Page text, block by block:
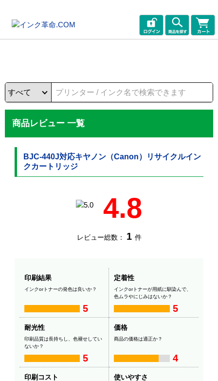
商品レビュー 一覧
BJC-440J対応キヤノン（Canon）リサイクルイン
クカートリッジ
4.8
レビュー総数： 1 件
印刷結果
インクorトナーの発色は良いか？
5
定着性
インクorトナーが用紙に馴染んで、
色ムラやにじみはないか？
5
耐光性
印刷品質は長持ちし、色褪せしてい
ないか？
5
価格
商品の価格は適正か？
4
印刷コスト 使いやすさ